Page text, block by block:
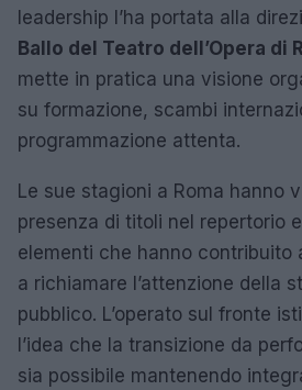
leadership l’ha portata alla
Ballo del Teatro dell’Opera di
mette in pratica una visione
su formazione, scambi
programmazione attenta.
Le sue stagioni a Roma hanno
presenza di titoli nel repertorio
elementi che hanno contribuito
a richiamare l’attenzione della
pubblico. L’operato sul fronte
l’idea che la transizione da
sia possibile mantenendo